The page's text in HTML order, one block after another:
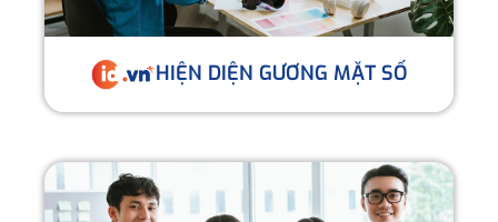
HIỆN DIỆN GƯƠNG MẶT SỐ